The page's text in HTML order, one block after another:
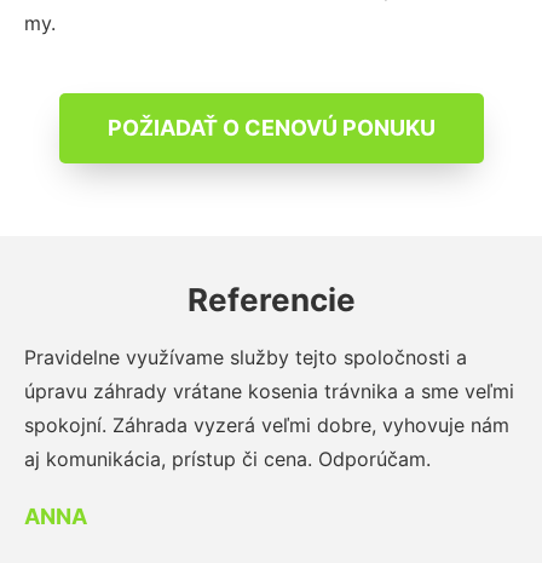
my.
POŽIADAŤ O CENOVÚ PONUKU
Referencie
Pravidelne využívame služby tejto spoločnosti a
úpravu záhrady vrátane kosenia trávnika a sme veľmi
spokojní. Záhrada vyzerá veľmi dobre, vyhovuje nám
aj komunikácia, prístup či cena. Odporúčam.
ANNA